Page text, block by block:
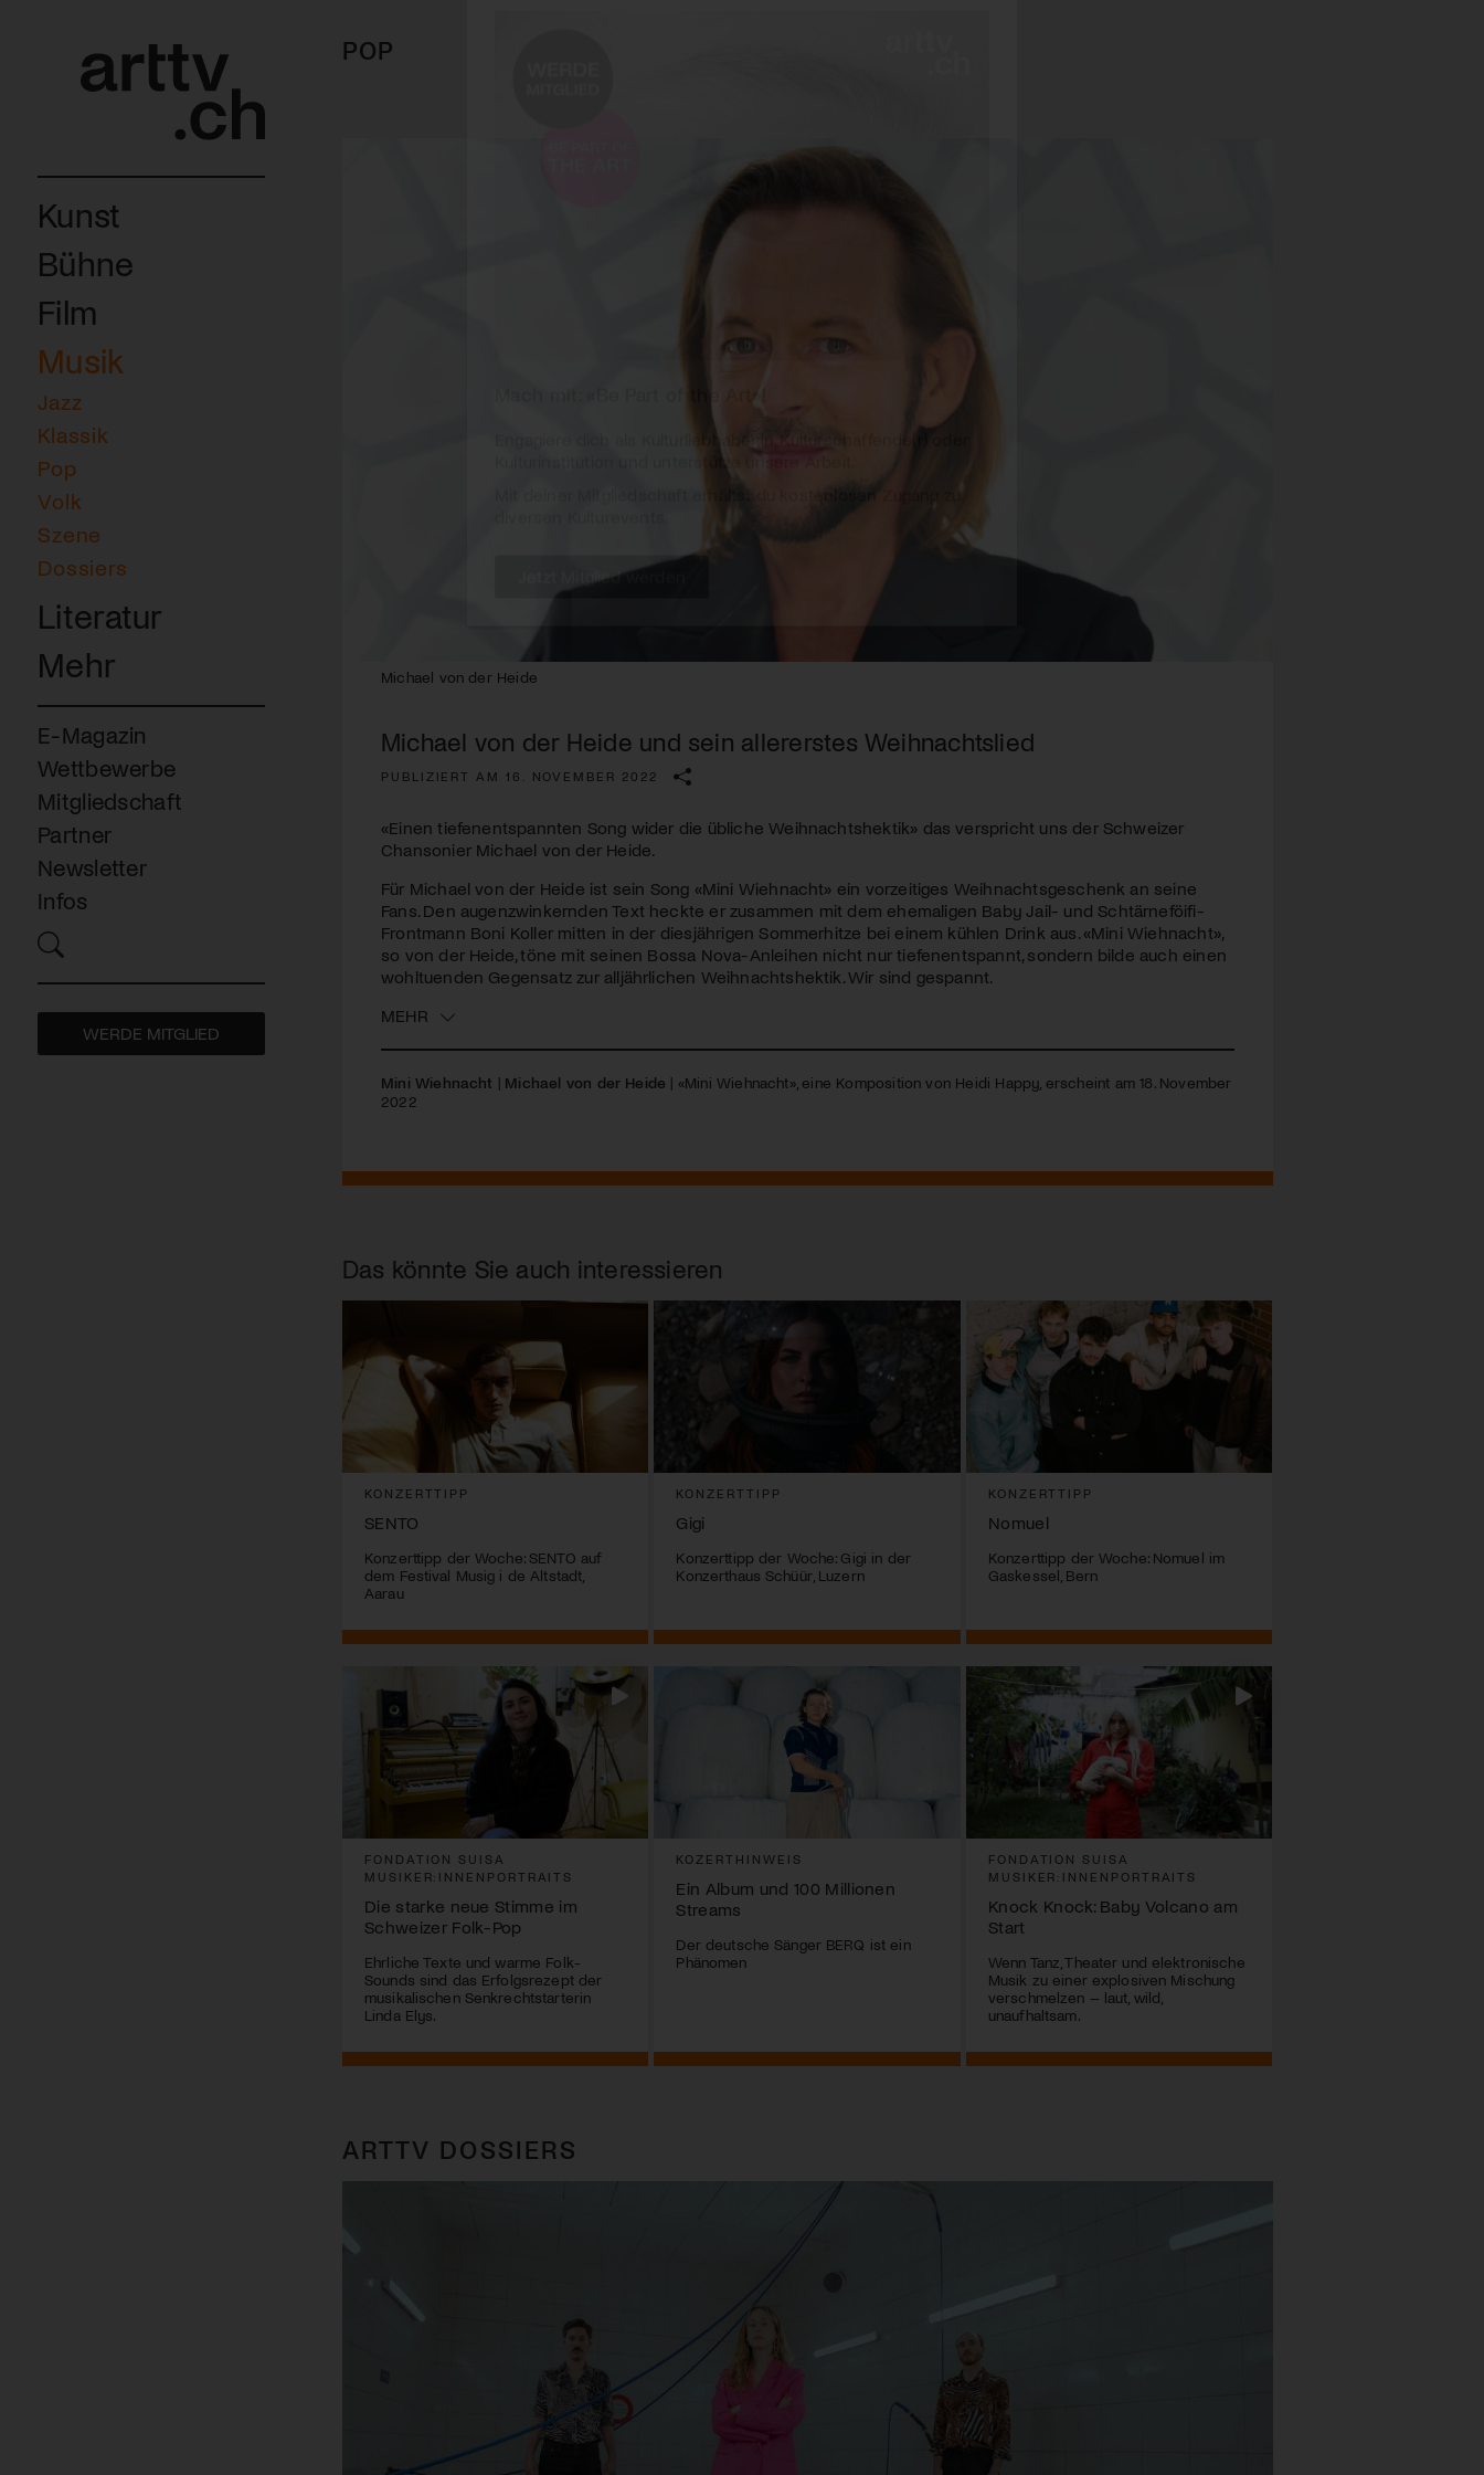
Kunst
Bühne
Film
Musik
Jazz
Klassik
Pop
Volk
Szene
Dossiers
Literatur
Mehr
E-Magazin
Wettbewerbe
Mitgliedschaft
Partner
Newsletter
Infos
WERDE MITGLIED
POP
Michael von der Heide
Michael von der Heide und sein allererstes Weihnachtslied
PUBLIZIERT AM 16. NOVEMBER 2022
«Einen tiefenentspannten Song wider die übliche Weihnachtshektik» das verspricht uns der Schweizer
Chansonier Michael von der Heide.
Für Michael von der Heide ist sein Song «Mini Wiehnacht» ein vorzeitiges Weihnachtsgeschenk an seine
Fans. Den augenzwinkernden Text heckte er zusammen mit dem ehemaligen Baby Jail- und Schtärneföifi-
Frontmann Boni Koller mitten in der diesjährigen Sommerhitze bei einem kühlen Drink aus. «Mini Wiehnacht»,
so von der Heide, töne mit seinen Bossa Nova-Anleihen nicht nur tiefenentspannt, sondern bilde auch einen
wohltuenden Gegensatz zur alljährlichen Weihnachtshektik. Wir sind gespannt.
MEHR
Mini Wiehnacht | Michael von der Heide | «Mini Wiehnacht», eine Komposition von Heidi Happy, erscheint am 18. November
2022
Das könnte Sie auch interessieren
KONZERTTIPP
SENTO
Konzerttipp der Woche: SENTO auf
dem Festival Musig i de Altstadt,
Aarau
KONZERTTIPP
Gigi
Konzerttipp der Woche: Gigi in der
Konzerthaus Schüür, Luzern
KONZERTTIPP
Nomuel
Konzerttipp der Woche: Nomuel im
Gaskessel, Bern
FONDATION SUISA
MUSIKER:INNENPORTRAITS
Die starke neue Stimme im
Schweizer Folk-Pop
Ehrliche Texte und warme Folk-
Sounds sind das Erfolgsrezept der
musikalischen Senkrechtstarterin
Linda Elys.
KOZERTHINWEIS
Ein Album und 100 Millionen
Streams
Der deutsche Sänger BERQ ist ein
Phänomen
FONDATION SUISA
MUSIKER:INNENPORTRAITS
Knock Knock: Baby Volcano am
Start
Wenn Tanz, Theater und elektronische
Musik zu einer explosiven Mischung
verschmelzen – laut, wild,
unaufhaltsam.
ARTTV DOSSIERS
Mach mit: «Be Part of the Art»!
Engagiere dich als Kulturliebhaber:in, Kulturschaffende(r) oder
Kulturinstitution und unterstütze unsere Arbeit.
Mit deiner Mitgliedschaft erhältst du kostenlosen Zugang zu
diversen Kulturevents.
Jetzt Mitglied werden